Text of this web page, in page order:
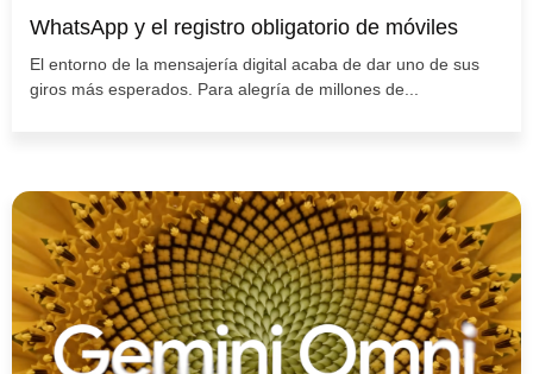
WhatsApp y el registro obligatorio de móviles
El entorno de la mensajería digital acaba de dar uno de sus
giros más esperados. Para alegría de millones de...